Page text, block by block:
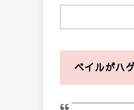
ベイルがハ